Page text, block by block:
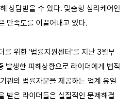
상담받을 수 있다. 맞춤형 심리케어인
만족도를 이끌어내고 있다.
를 위한 '법률지원센터'를 지난 3월부
발생한 피해상황으로 라이더에게 법적
관의 법률자문을 제공하는 업계 유일
받은 라이더들은 실질적인 문제해결